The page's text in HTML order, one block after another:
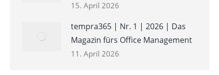
15. April 2026
tempra365 | Nr. 1 | 2026 | Das
Magazin fürs Office Management
11. April 2026